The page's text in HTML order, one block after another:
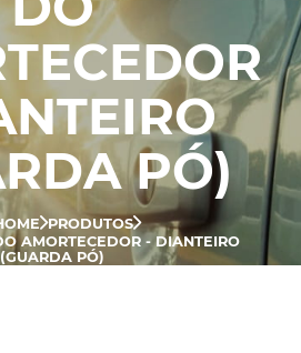
PÓ)
PRODUTOS
AMORTECEDOR - DIANTEIRO
(GUARDA PÓ)